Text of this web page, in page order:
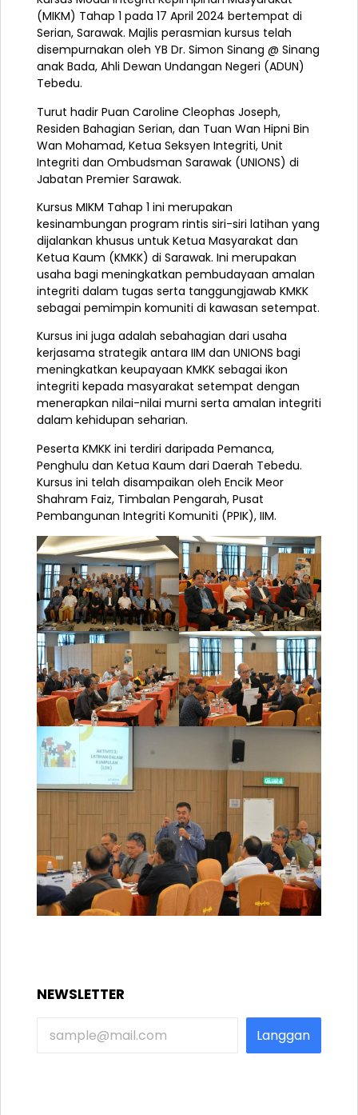
(MIKM) Tahap 1 pada 17 April 2024 bertempat di
Serian, Sarawak. Majlis perasmian kursus telah
disempurnakan oleh YB Dr. Simon Sinang @ Sinang
anak Bada, Ahli Dewan Undangan Negeri (ADUN)
Tebedu.
Turut hadir Puan Caroline Cleophas Joseph,
Residen Bahagian Serian, dan Tuan Wan Hipni Bin
Wan Mohamad, Ketua Seksyen Integriti, Unit
Integriti dan Ombudsman Sarawak (UNIONS) di
Jabatan Premier Sarawak.
Kursus MIKM Tahap 1 ini merupakan
kesinambungan program rintis siri-siri latihan yang
dijalankan khusus untuk Ketua Masyarakat dan
Ketua Kaum (KMKK) di Sarawak. Ini merupakan
usaha bagi meningkatkan pembudayaan amalan
integriti dalam tugas serta tanggungjawab KMKK
sebagai pemimpin komuniti di kawasan setempat.
Kursus ini juga adalah sebahagian dari usaha
kerjasama strategik antara IIM dan UNIONS bagi
meningkatkan keupayaan KMKK sebagai ikon
integriti kepada masyarakat setempat dengan
menerapkan nilai-nilai murni serta amalan integriti
dalam kehidupan seharian.
Peserta KMKK ini terdiri daripada Pemanca,
Penghulu dan Ketua Kaum dari Daerah Tebedu.
Kursus ini telah disampaikan oleh Encik Meor
Shahram Faiz, Timbalan Pengarah, Pusat
Pembangunan Integriti Komuniti (PPIK), IIM.
NEWSLETTER
Langgan